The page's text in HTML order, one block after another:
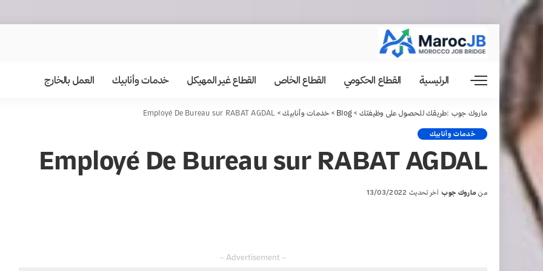
الرئيسية القطاع الحكومي القطاع الخاص القطاع غير المهيكل خدمات وأنابيك العمل بالخارج
ماروك جوب :طريقك للحصول على وظيفتك >
Blog
> خدمات وأنابيك>
Employé De Bureau sur RABAT AGDAL
خدمات وأنابيك
Employé De Bureau sur RABAT AGDAL
Posted
من ماروك جوب آخر تحديث 13/03/2022
– Advertisement –